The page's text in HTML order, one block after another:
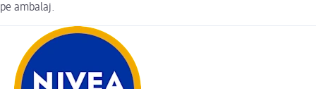
pe ambalaj.